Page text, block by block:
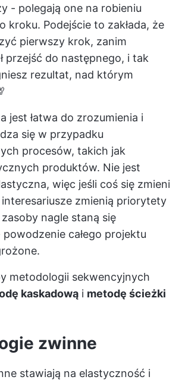
- polegają one na robieniu
kroku. Podejście to zakłada, że
pierwszy krok, zanim
przejść do następnego, i tak
rezultat, nad którym
jest łatwa do zrozumienia i
się w przypadku
procesów, takich jak
produktów. Nie jest
więc jeśli coś się zmieni
zmienią priorytety
nagle staną się
całego projektu
metodologii sekwencyjnych
kaskadową i metodę ścieżki
zwinne
stawiają na elastyczność i